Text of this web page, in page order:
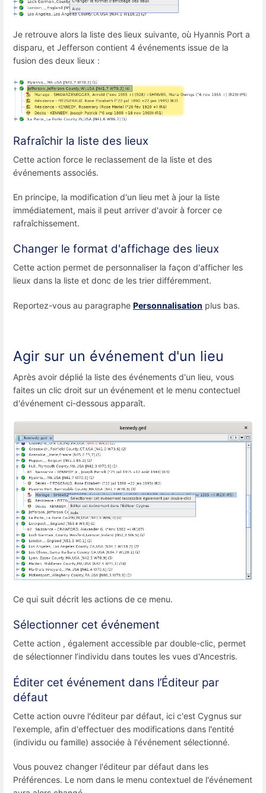
Je retrouve alors la liste des lieux suivante, où Hyannis Port a
disparu, et Jefferson contient 4 événements issue de la
fusion des deux lieux :
Rafraîchir la liste des lieux
Cette action force le reclassement de la liste et des
événements associés.
En principe, la modification d'un lieu met à jour la liste
immédiatement, mais il peut arriver d'avoir à forcer ce
rafraîchissement.
Changer le format d'affichage des lieux
Cette action permet de personnaliser la façon d'afficher les
lieux dans la liste et donc de les trier différemment.
Reportez-vous au paragraphe Personnalisation plus bas.
Agir sur un événement d'un lieu
Après avoir déplié la liste des événements d'un lieu, vous
faites un clic droit sur un événement et le menu contectuel
d'événement ci-dessous apparaît.
Ce qui suit décrit les actions de ce menu.
Sélectionner cet événement
Cette action , également accessible par double-clic, permet
de sélectionner l’individu dans toutes les vues d'Ancestris.
Éditer cet événement dans l’Éditeur par
défaut
Cette action ouvre l'éditeur par défaut, ici c'est Cygnus sur
l'exemple, afin d'effectuer des modifications dans l'entité
(individu ou famille) associée à l'événement sélectionné.
Vous pouvez changer l'éditeur par défaut dans les
Préférences. Le nom dans le menu contextuel de l'événement